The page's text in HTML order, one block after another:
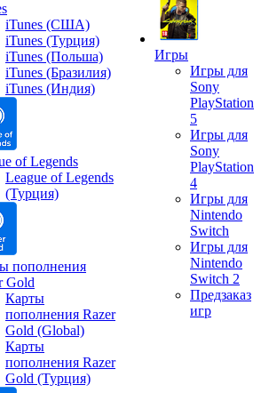
iTunes (США)
iTunes (Турция)
iTunes (Польша)
iTunes (Бразилия)
iTunes (Индия)
of Legends
League of Legends
(Турция)
пополнения
Gold
Карты
пополнения Razer
Gold (Global)
Карты
пополнения Razer
Gold (Турция)
Игры
Игры для
Sony
PlayStation
5
Игры для
Sony
PlayStation
4
Игры для
Nintendo
Switch
Игры для
Nintendo
Switch 2
Предзаказ
игр